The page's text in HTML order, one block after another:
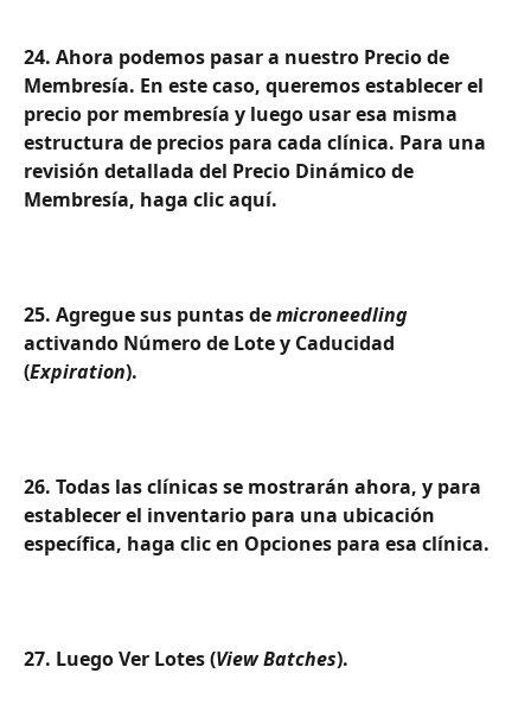
24. Ahora podemos pasar a nuestro Precio de
Membresía. En este caso, queremos establecer el
precio por membresía y luego usar esa misma
estructura de precios para cada clínica. Para una
revisión detallada del Precio Dinámico de
Membresía, haga clic aquí.
25. Agregue sus puntas de microneedling
activando Número de Lote y Caducidad
(Expiration).
26. Todas las clínicas se mostrarán ahora, y para
establecer el inventario para una ubicación
específica, haga clic en Opciones para esa clínica.
27. Luego Ver Lotes (View Batches).